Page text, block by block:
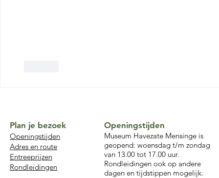
Plan je bezoek
Openingstijden
Adres en route
Entreeprijzen
Rondleidingen
Openingstijden
Museum Havezate Mensinge is
geopend: woensdag t/m zondag
van 13.00 tot 17.00 uur.
Rondleidingen ook op andere
dagen en tijdstippen mogelijk.